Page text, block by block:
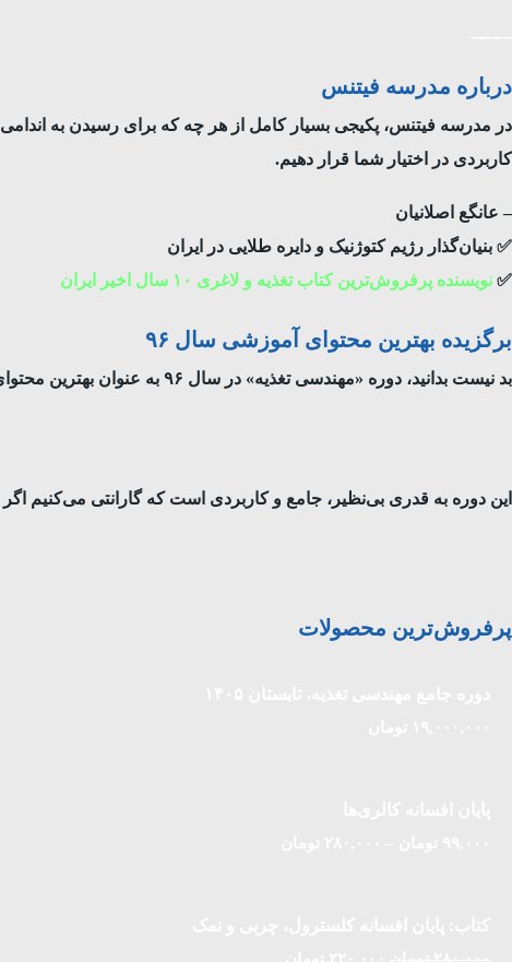
درباره مدرسه فیتنس
در مدرسه فیتنس، پکیجی بسیار کامل از هر چه که برای رسیدن به اندامی
کاربردی در اختیار شما قرار دهیم.
– عانگع اصلانیان
✅ بنیان‌گذار رژیم کتوژنیک و دایره طلایی در ایران
✅ نویسنده‌ پر‌فروش‌ترین کتاب تغذیه و لاغری ۱۰ سال اخیر ایران
برگزیده بهترین محتوای آموزشی سال ۹۶
بد نیست بدانید، دوره «مهندسی تغذیه» در سال ۹۶ به عنوان بهترین محتوای آموزشی برگزیده شد و آقای عانگع اصلانیان مدرس این دوره، به عنوان مدرس برتر در سال ۹۶ انتخاب شدند.
این دوره به قدری بی‌نظیر، جامع و کاربردی است که گارانتی می‌کنیم اگر کسی رضایت ۱۰۰٪ نداشت و یا نتیجه نگرفت، تمام مبلغ
پرفروش‌ترین محصولات